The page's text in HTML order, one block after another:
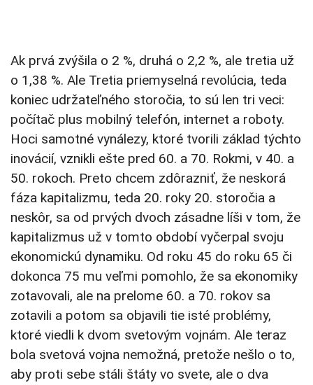
Ak prvá zvýšila o 2 %, druhá o 2,2 %, ale tretia už
o 1,38 %. Ale Tretia priemyselná revolúcia, teda
koniec udržateľného storočia, to sú len tri veci:
počítač plus mobilný telefón, internet a roboty.
Hoci samotné vynálezy, ktoré tvorili základ týchto
inovácií, vznikli ešte pred 60. a 70. Rokmi, v 40. a
50. rokoch. Preto chcem zdôrazniť, že neskorá
fáza kapitalizmu, teda 20. roky 20. storočia a
neskôr, sa od prvých dvoch zásadne líši v tom, že
kapitalizmus už v tomto období vyčerpal svoju
ekonomickú dynamiku. Od roku 45 do roku 65 či
dokonca 75 mu veľmi pomohlo, že sa ekonomiky
zotavovali, ale na prelome 60. a 70. rokov sa
zotavili a potom sa objavili tie isté problémy,
ktoré viedli k dvom svetovým vojnám. Ale teraz
bola svetová vojna nemožná, pretože nešlo o to,
aby proti sebe stáli štáty vo svete, ale o dva